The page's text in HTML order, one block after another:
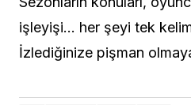
işleyişi… her şeyi tek
İzlediğinize pişman